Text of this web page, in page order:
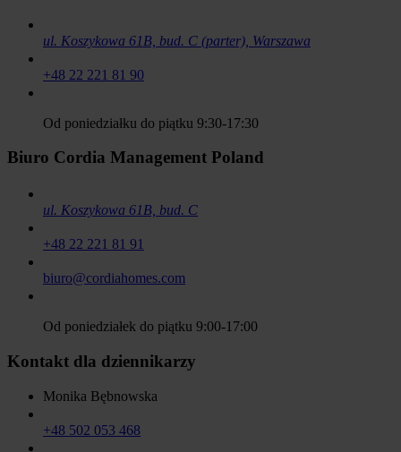
ul. Koszykowa 61B, bud. C (parter), Warszawa
+48 22 221 81 90
Od poniedziałku do piątku 9:30-17:30
Biuro Cordia Management Poland
ul. Koszykowa 61B, bud. C
+48 22 221 81 91
biuro@cordiahomes.com
Od poniedziałek do piątku 9:00-17:00
Kontakt dla dziennikarzy
Monika Bębnowska
+48 502 053 468